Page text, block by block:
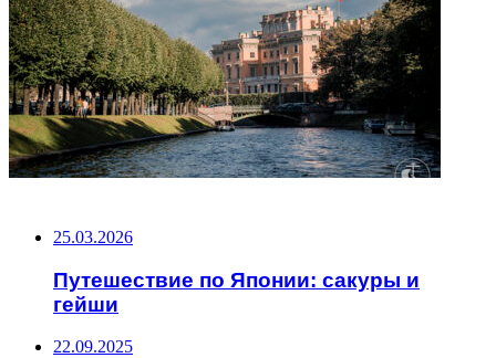
25.03.2026
Путешествие по Японии: сакуры и
гейши
22.09.2025